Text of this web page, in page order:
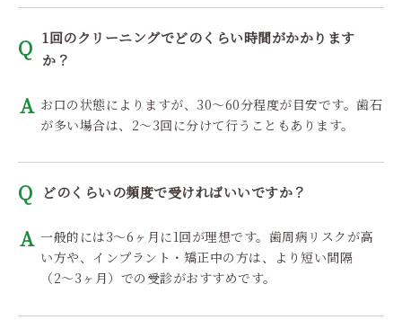
1回のクリーニングでどのくらい時間がかかります
か？
お口の状態によりますが、30〜60分程度が目安です。歯石
が多い場合は、2〜3回に分けて行うこともあります。
どのくらいの頻度で受ければいいですか？
一般的には3〜6ヶ月に1回が理想です。歯周病リスクが高
い方や、インプラント・矯正中の方は、より短い間隔
（2〜3ヶ月）での受診がおすすめです。